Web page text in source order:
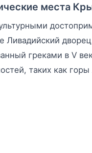
места
Ливадийский
греками в V
таких как